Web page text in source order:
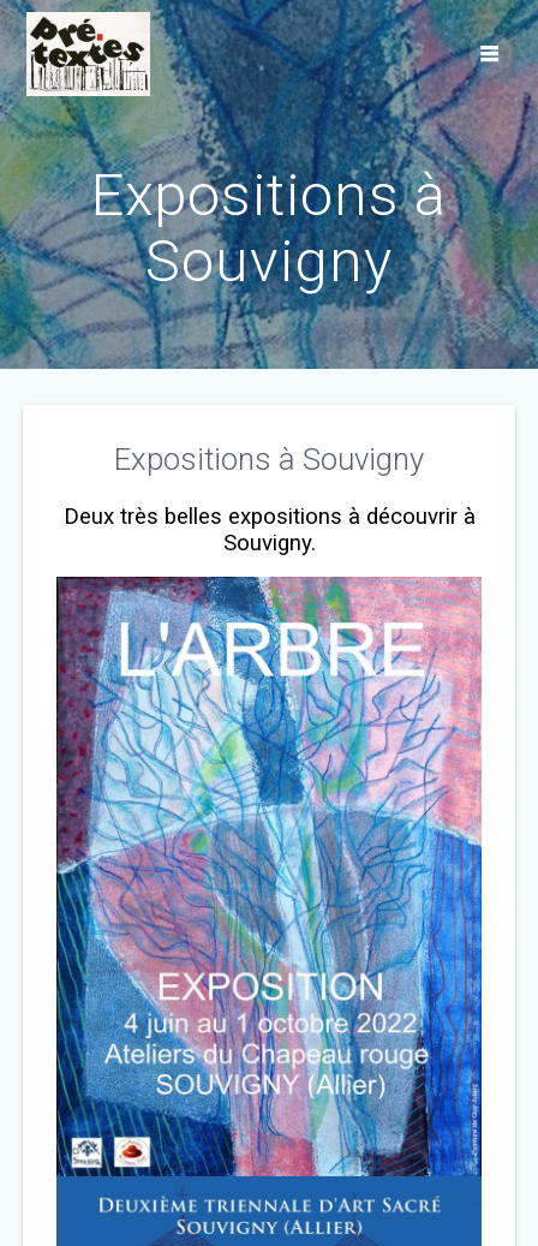
Skip
to
content
Expositions à
Souvigny
Expositions à Souvigny
Deux très belles expositions à découvrir à
Souvigny.